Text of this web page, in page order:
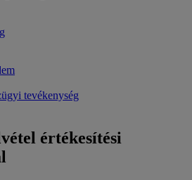
tevékenység
értékesítési